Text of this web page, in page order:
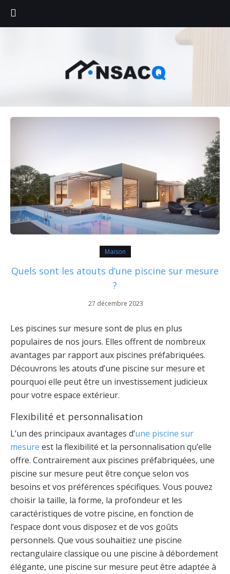
Maison
Quels sont les atouts d’une piscine sur mesure
?
27 décembre 2023
Les piscines sur mesure sont de plus en plus
populaires de nos jours. Elles offrent de nombreux
avantages par rapport aux piscines préfabriquées.
Découvrons les atouts d’une piscine sur mesure et
pourquoi elle peut être un investissement judicieux
pour votre espace extérieur.
Flexibilité et personnalisation
L’un des principaux avantages d’une piscine sur
mesure est la flexibilité et la personnalisation qu’elle
offre. Contrairement aux piscines préfabriquées, une
piscine sur mesure peut être conçue selon vos
besoins et vos préférences spécifiques. Vous pouvez
choisir la taille, la forme, la profondeur et les
caractéristiques de votre piscine, en fonction de
l’espace dont vous disposez et de vos goûts
personnels. Que vous souhaitiez une piscine
rectangulaire classique ou une piscine à débordement
élégante, une piscine sur mesure peut être adaptée à